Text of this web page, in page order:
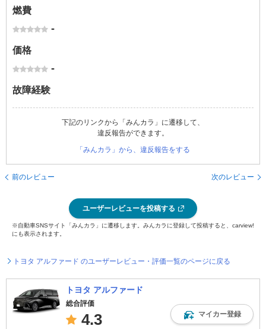
燃費
-
価格
-
故障経験
下記のリンクから「みんカラ」に遷移して、
違反報告ができます。
「みんカラ」から、違反報告をする
前のレビュー 次のレビュー
ユーザーレビューを投稿する
※自動車SNSサイト「みんカラ」に遷移します。みんカラに登録して投稿すると、carview!
にも表示されます。
トヨタ アルファード のユーザーレビュー・評価一覧のページに戻る
トヨタ アルファード
総合評価
4.3 マイカー登録